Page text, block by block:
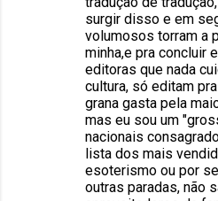
surgir disso e em
volumosos torram a
minha,e pra concluir
editoras que nada
cultura, só editam
grana gasta pela
mas eu sou um
nacionais
lista dos mais
esoterismo ou por
outras paradas, não